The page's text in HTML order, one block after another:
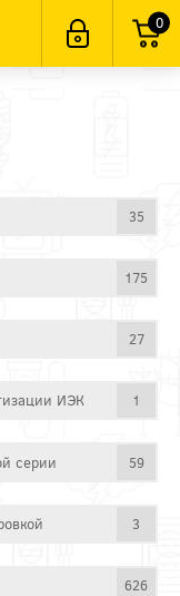
0
35
175
27
ИЭК 1
серии 59
3
626